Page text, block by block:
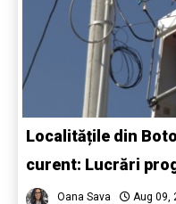
Localitățile din
curent: Lucrări
Oana Sava Aug 09,